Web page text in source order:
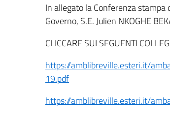
In allegato la Conferenza
Governo, S.E. Julien NKOGHE
CLICCARE SUI SEGUENTI
https://amblibreville.esteri.it/
19.pdf
https://amblibreville.esteri.it/